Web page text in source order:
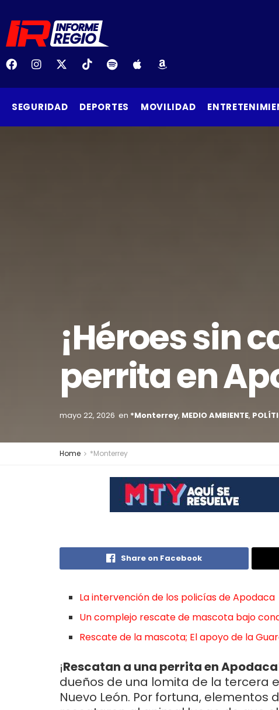
SEGURIDAD DEPORTES MOVILIDAD
¡Héroes sin
perrita en
mayo 22, 2026 en *Monterrey, MEDIO AMBIENTE,
Home *Monterrey
Share on Facebook
La intervención de los policías de Apodaca
Un complejo rescate de mascota bajo
Rescate de la mascota; El apoyo de la
¡Rescatan a una perrita en Apodaca
dueños de una lomita de la tercera
Nuevo León. Por fortuna,